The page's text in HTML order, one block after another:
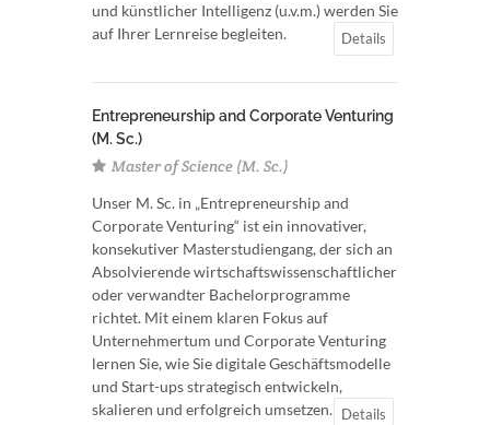
und künstlicher Intelligenz (u.v.m.) werden Sie
auf Ihrer Lernreise begleiten.
Details
Entrepreneurship and Corporate Venturing
(M. Sc.)
Master of Science (M. Sc.)
Unser M. Sc. in „Entrepreneurship and
Corporate Venturing“ ist ein innovativer,
konsekutiver Masterstudiengang, der sich an
Absolvierende wirtschaftswissenschaftlicher
oder verwandter Bachelorprogramme
richtet. Mit einem klaren Fokus auf
Unternehmertum und Corporate Venturing
lernen Sie, wie Sie digitale Geschäftsmodelle
und Start-ups strategisch entwickeln,
skalieren und erfolgreich umsetzen. Details